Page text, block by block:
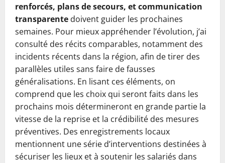
renforcés, plans de secours, et communication
transparente doivent guider les prochaines
semaines. Pour mieux appréhender l’évolution, j’ai
consulté des récits comparables, notamment des
incidents récents dans la région, afin de tirer des
parallèles utiles sans faire de fausses
généralisations. En lisant ces éléments, on
comprend que les choix qui seront faits dans les
prochains mois détermineront en grande partie la
vitesse de la reprise et la crédibilité des mesures
préventives. Des enregistrements locaux
mentionnent une série d’interventions destinées à
sécuriser les lieux et à soutenir les salariés dans